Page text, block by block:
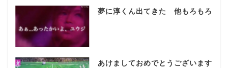
夢に淳くん出てきた 他もろもろ
あけましておめでとうございます